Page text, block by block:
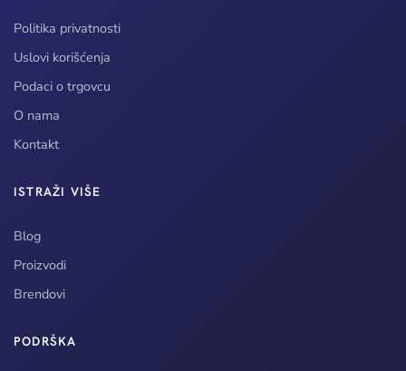
Politika privatnosti
Uslovi korišćenja
Podaci o trgovcu
O nama
Kontakt
ISTRAŽI VIŠE
Blog
Proizvodi
Brendovi
PODRŠKA